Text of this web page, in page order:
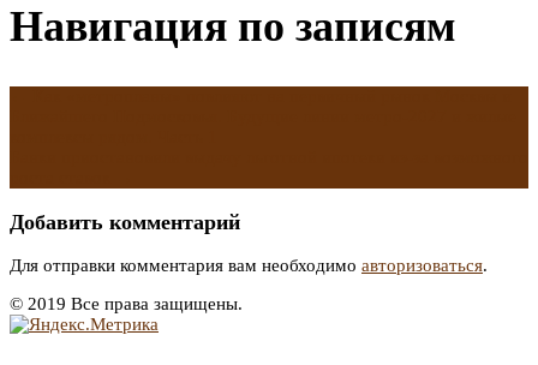
Навигация по записям
Добавить комментарий
Для отправки комментария вам необходимо авторизоваться.
© 2019 Все права защищены.